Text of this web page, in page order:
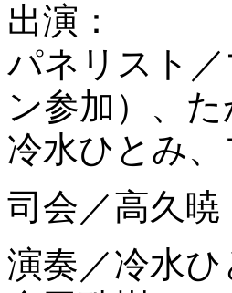
出演：
パネリスト
ン参加）、た
冷水ひとみ
司会／高久暁
演奏／冷水